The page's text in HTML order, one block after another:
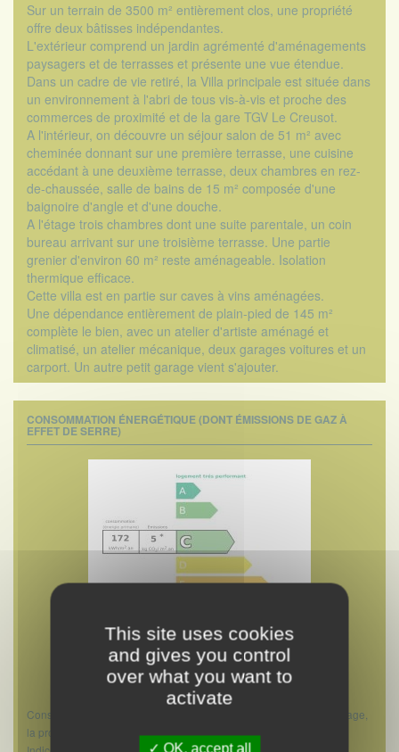
Sur un terrain de 3500 m² entièrement clos, une propriété
offre deux bâtisses indépendantes.
L'extérieur comprend un jardin agrémenté d'aménagements
paysagers et de terrasses et présente une vue étendue.
Dans un cadre de vie retiré, la Villa principale est située dans
un environnement à l'abri de tous vis-à-vis et proche des
commerces de proximité et de la gare TGV Le Creusot.
A l'intérieur, on découvre un séjour salon de 51 m² avec
cheminée donnant sur une première terrasse, une cuisine
accédant à une deuxième terrasse, deux chambres en rez-
de-chaussée, salle de bains de 15 m² composée d'une
baignoire d'angle et d'une douche.
A l'étage trois chambres dont une suite parentale, un coin
bureau arrivant sur une troisième terrasse. Une partie
grenier d'environ 60 m² reste aménageable. Isolation
thermique efficace.
Cette villa est en partie sur caves à vins aménagées.
Une dépendance entièrement de plain-pied de 145 m²
complète le bien, avec un atelier d'artiste aménagé et
climatisé, un atelier mécanique, deux garages voitures et un
carport. Un autre petit garage vient s'ajouter.
CONSOMMATION ÉNERGÉTIQUE (DONT ÉMISSIONS DE GAZ À
EFFET DE SERRE)
(réalisé le 26/08/2024)
Consommations énergétiques (en énergie primaire) pour le chauffage,
la production d'eau chaude sanitaire et le refroidissement
2
This site uses cookies
and gives you control
over what you want to
activate
OK, accept all